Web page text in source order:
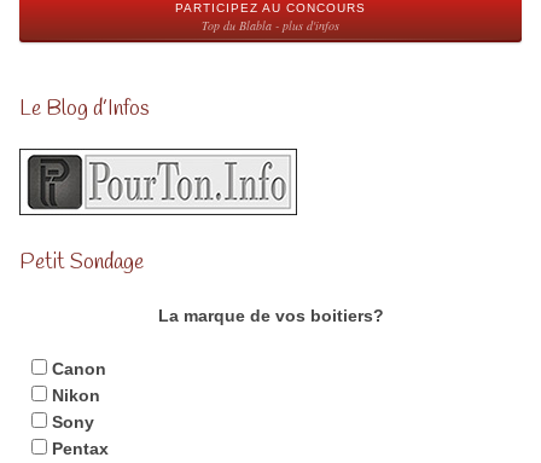
PARTICIPEZ AU CONCOURS
Top du Blabla - plus d'infos
Le Blog d’Infos
Petit Sondage
La marque de vos boitiers?
Canon
Nikon
Sony
Pentax